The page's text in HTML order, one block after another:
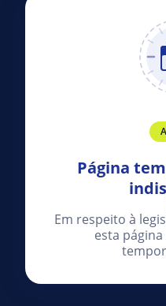
Página
Em respeito à
esta